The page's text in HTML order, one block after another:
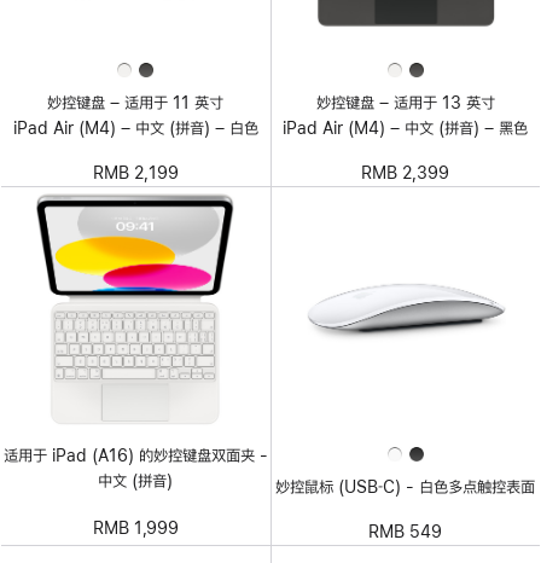
妙控键盘 – 适用于 11 英寸
iPad Air (M4) – 中文 (拼音) – 白色
RMB 2,199
妙控键盘 – 适用于 13 英寸
iPad Air (M4) – 中文 (拼音) – 黑色
RMB 2,399
适用于 iPad (A16) 的妙控键盘双面夹 -
中文 (拼音)
RMB 1,999
妙控鼠标 (USB‑C) - 白色多点触控表面
RMB 549